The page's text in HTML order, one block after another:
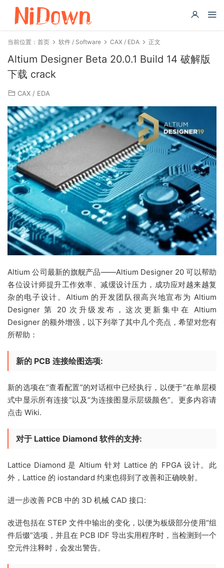
当前位置： 首页 软件 / Software CAX / EDA 正文
Altium Designer Beta 20.0.1 Build 14 破解版
下载 crack
CAX / EDA
Altium 公司最新的旗舰产品——Altium Designer 20 可以帮助
各位设计师提升工作效率、减缓设计压力，成功应对越来越复
杂的电子设计。Altium 的开发团队很高兴地宣布为 Altium
Designer 第 20 次升级发布，这次更新集中在 Altium
Designer 的额外增强，以下列举了其中几个亮点，希望对您有
所帮助：
新的 PCB 连接绘图选项:
新的选项在“查看配置”的对话框中已经执行，以便于“在单层模
式中显示所有连接”以及“为连接图显示层级颜色”。更多内容请
点击 Wiki.
对于 Lattice Diamond 软件的支持:
Lattice Diamond 是 Altium 针对 Lattice 的 FPGA 设计。此
外，Lattice 的 iostandard 约束也得到了改善和正确映射。
进一步改善 PCB 中的 3D 机械 CAD 接口:
改进包括在 STEP 文件中输出的变化，以便为板级部分使用“组
件后缀”选项，并且在 PCB IDF 导出实用程序时，当检测到一个
空元件注释时，会发出警告。